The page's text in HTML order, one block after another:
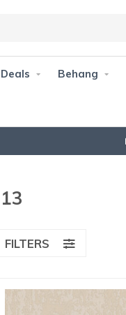
Behang
FILTERS